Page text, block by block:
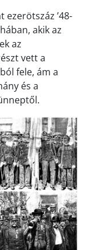
’48-
akik az
az
vett a
fele, ám a
és a